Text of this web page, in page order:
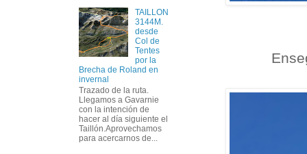
TAILLON
3144M.
desde
Col de
Tentes
por la
Brecha de Roland en
invernal
Trazado de la ruta.
Llegamos a Gavarnie
con la intención de
hacer al día siguiente el
Taillón.Aprovechamos
para acercarnos de...